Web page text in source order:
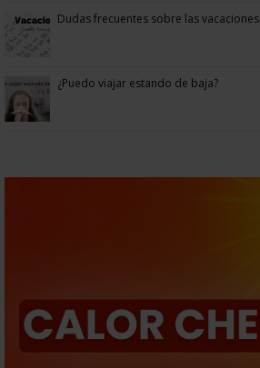
Dudas frecuentes sobre las vacaciones
¿Puedo viajar estando de baja?